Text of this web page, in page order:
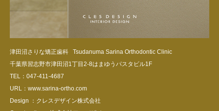
津田沼さりな矯正歯科 Tsudanuma Sarina Orthodontic Clinic
千葉県習志野市津田沼1丁目2-8はまゆうパスタビル1F
TEL：047-411-4687
URL：www.sarina-ortho.com
Design ：クレスデザイン株式会社